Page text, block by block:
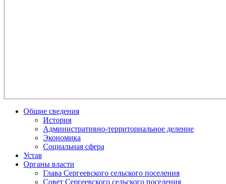
Общие сведения
История
Административно-территориальное деление
Экономика
Социальная сфера
Устав
Органы власти
Глава Сергеевского сельского поселения
Совет Сергеевского сельского поселения